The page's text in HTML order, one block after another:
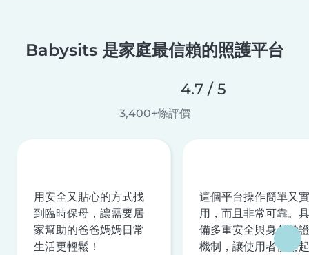
Babysits 是家庭最信賴的照護平台
4.7 / 5
3,400+條評價
用安全又貼心的方式找
到臨時保母，讓需要居
家幫助的爸爸媽媽日常
生活更輕鬆！
這個平台操作簡單又實
用，而且非常可靠。具
備多重安全與身分驗證
機制，讓使用者使用起